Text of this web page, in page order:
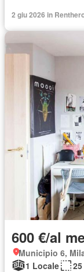
2 giu 2026 in
600 €/al
Municipio 6,
1 Locale
25